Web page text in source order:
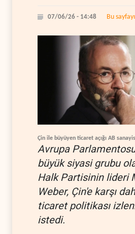
07/06/26 - 14:48 Bu
Çin ile büyüyen ticaret açığı AB
Avrupa
büyük siyasi grubu
Halk Partisinin lideri
Weber, Çin'e karşı
ticaret politikası
istedi.